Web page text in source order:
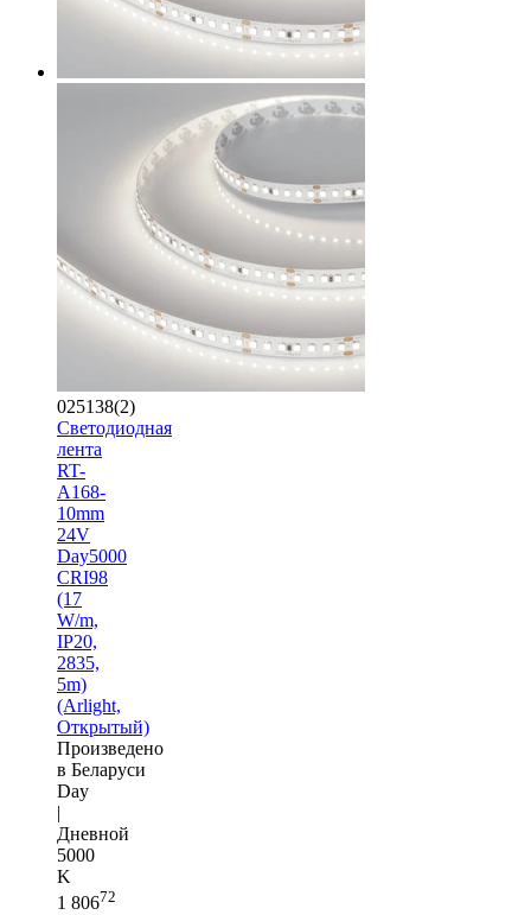
025138(2)
Светодиодная
лента
RT-
A168-
10mm
24V
Day5000
CRI98
(17
W/m,
IP20,
2835,
5m)
(Arlight,
Открытый)
Произведено
в Беларуси
Day
|
Дневной
5000
K
1 80672